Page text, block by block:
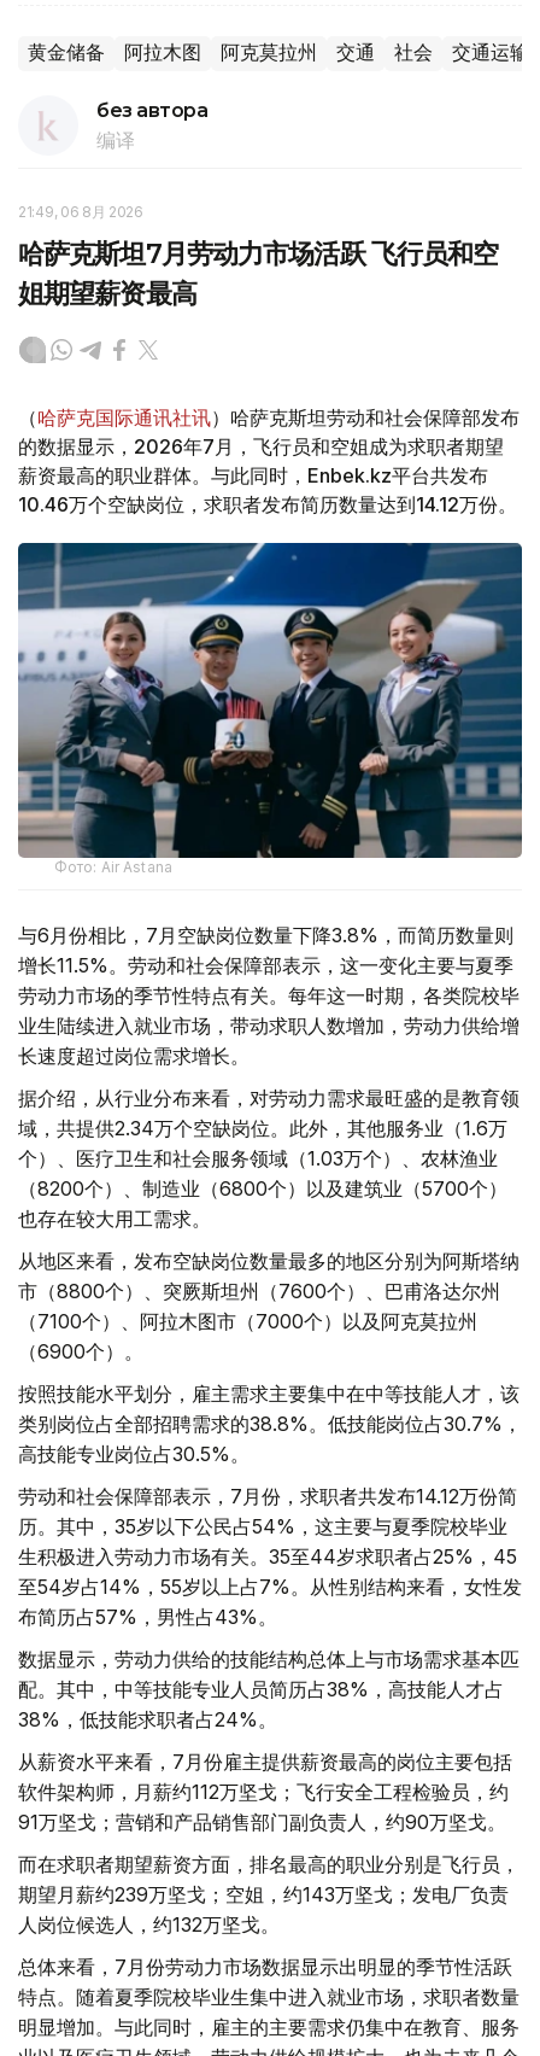
黄金储备 阿拉木图 阿克莫拉州 交通 社会 交通运输
без автора
编译
21:49, 06 8月 2026
哈萨克斯坦7月劳动力市场活跃 飞行员和空
姐期望薪资最高
（哈萨克国际通讯社讯）哈萨克斯坦劳动和社会保障部发布
的数据显示，2026年7月，飞行员和空姐成为求职者期望
薪资最高的职业群体。与此同时，Enbek.kz平台共发布
10.46万个空缺岗位，求职者发布简历数量达到14.12万份。
Фото: Air Astana
与6月份相比，7月空缺岗位数量下降3.8%，而简历数量则
增长11.5%。劳动和社会保障部表示，这一变化主要与夏季
劳动力市场的季节性特点有关。每年这一时期，各类院校毕
业生陆续进入就业市场，带动求职人数增加，劳动力供给增
长速度超过岗位需求增长。
据介绍，从行业分布来看，对劳动力需求最旺盛的是教育领
域，共提供2.34万个空缺岗位。此外，其他服务业（1.6万
个）、医疗卫生和社会服务领域（1.03万个）、农林渔业
（8200个）、制造业（6800个）以及建筑业（5700个）
也存在较大用工需求。
从地区来看，发布空缺岗位数量最多的地区分别为阿斯塔纳
市（8800个）、突厥斯坦州（7600个）、巴甫洛达尔州
（7100个）、阿拉木图市（7000个）以及阿克莫拉州
（6900个）。
按照技能水平划分，雇主需求主要集中在中等技能人才，该
类别岗位占全部招聘需求的38.8%。低技能岗位占30.7%，
高技能专业岗位占30.5%。
劳动和社会保障部表示，7月份，求职者共发布14.12万份简
历。其中，35岁以下公民占54%，这主要与夏季院校毕业
生积极进入劳动力市场有关。35至44岁求职者占25%，45
至54岁占14%，55岁以上占7%。从性别结构来看，女性发
布简历占57%，男性占43%。
数据显示，劳动力供给的技能结构总体上与市场需求基本匹
配。其中，中等技能专业人员简历占38%，高技能人才占
38%，低技能求职者占24%。
从薪资水平来看，7月份雇主提供薪资最高的岗位主要包括
软件架构师，月薪约112万坚戈；飞行安全工程检验员，约
91万坚戈；营销和产品销售部门副负责人，约90万坚戈。
而在求职者期望薪资方面，排名最高的职业分别是飞行员，
期望月薪约239万坚戈；空姐，约143万坚戈；发电厂负责
人岗位候选人，约132万坚戈。
总体来看，7月份劳动力市场数据显示出明显的季节性活跃
特点。随着夏季院校毕业生集中进入就业市场，求职者数量
明显增加。与此同时，雇主的主要需求仍集中在教育、服务